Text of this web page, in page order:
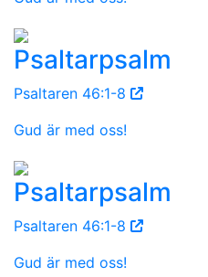
Psaltarpsalm
Psaltaren 46:1-8
Gud är med oss!
Psaltarpsalm
Psaltaren 46:1-8
Gud är med oss!